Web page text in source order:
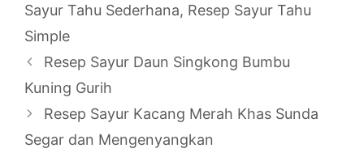
Sayur Tahu Sederhana, Resep Sayur Tahu
Simple
Resep Sayur Daun Singkong Bumbu
Kuning Gurih
Resep Sayur Kacang Merah Khas Sunda
Segar dan Mengenyangkan